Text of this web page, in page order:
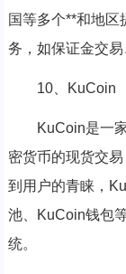
国等多个**和地区
务，如保证金交易
10、KuCoin
KuCoin是一
密货币的现货交
到用户的青睐，
池、KuCoin钱包
统。